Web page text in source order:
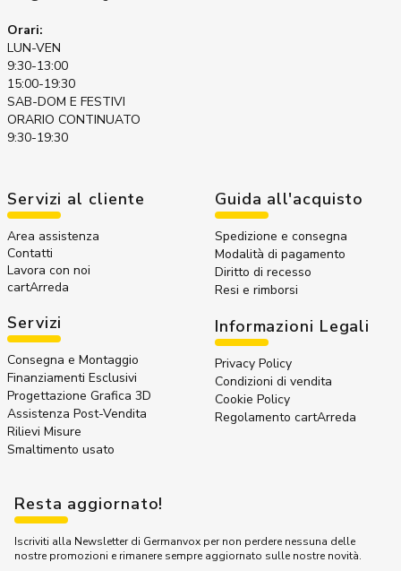
Orari:
LUN-VEN
9:30-13:00
15:00-19:30
SAB-DOM E FESTIVI
ORARIO CONTINUATO
9:30-19:30
Servizi al cliente
Area assistenza
Contatti
Lavora con noi
cartArreda
Servizi
Consegna e Montaggio
Finanziamenti Esclusivi
Progettazione Grafica 3D
Assistenza Post-Vendita
Rilievi Misure
Smaltimento usato
Guida all'acquisto
Spedizione e consegna
Modalità di pagamento
Diritto di recesso
Resi e rimborsi
Informazioni Legali
Privacy Policy
Condizioni di vendita
Cookie Policy
Regolamento cartArreda
Resta aggiornato!
Iscriviti alla Newsletter di Germanvox per non perdere nessuna delle
nostre promozioni e rimanere sempre aggiornato sulle nostre novità.